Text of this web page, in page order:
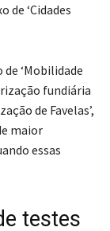
de ‘Cidades
‘Mobilidade
fundiária
de Favelas’,
maior
essas
testes